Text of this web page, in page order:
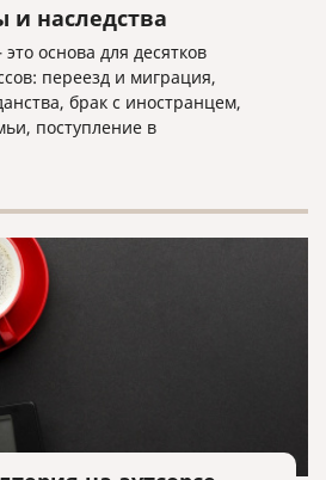
и наследства
основа для десятков
переезд и миграция,
брак с иностранцем,
поступление в
с собственностью.